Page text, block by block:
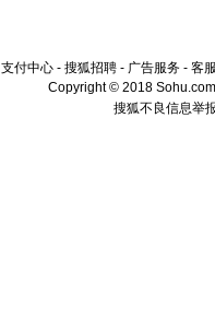
支付中心 - 搜狐招聘 - 广告服务 - 客
Copyright © 2018
搜狐不良信息举